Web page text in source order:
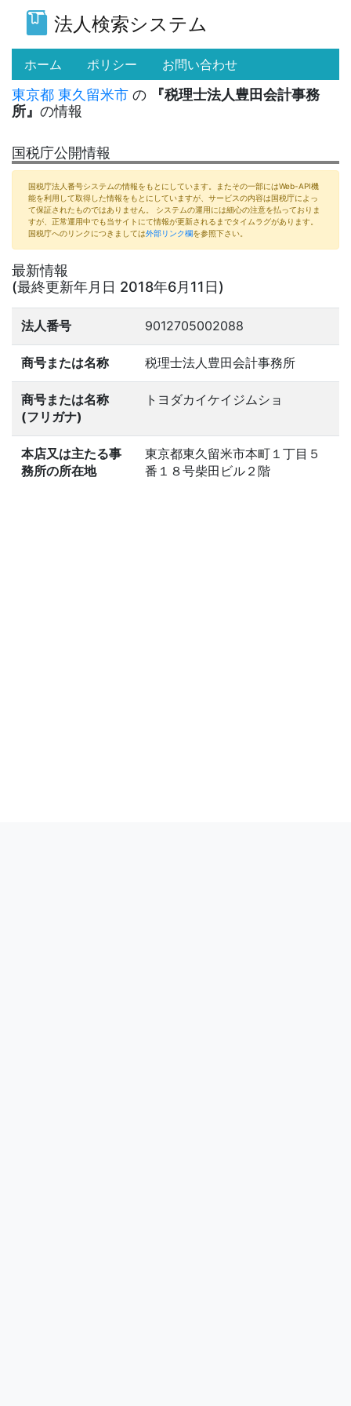
法人検索システム
ホーム (current)
ポリシー お問い合わせ
東京都 東久留米市 の
『税理士法人豊田会計事務
所』 の情報
国税庁公開情報
国税庁法人番号システムの情報をもとにしています。またその一部にはWeb-API機
能を利用して取得した情報をもとにしていますが、サービスの内容は国税庁によっ
て保証されたものではありません。 システムの運用には細心の注意を払っておりま
すが、正常運用中でも当サイトにて情報が更新されるまでタイムラグがあります。
国税庁へのリンクにつきましては外部リンク欄を参照下さい。
最新情報
(最終更新年月日 2018年6月11日)
法人番号 9012705002088
商号または名称 税理士法人豊田会計事務所
商号または名称
(フリガナ)
トヨダカイケイジムショ
本店又は主たる事
務所の所在地
東京都東久留米市本町１丁目５
番１８号柴田ビル２階